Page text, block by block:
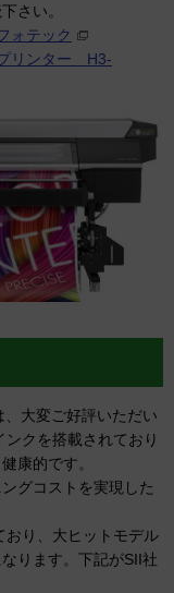
さい。
ォテック
リンター H3-
大変ご好評いただい
クを搭載されており
康的です。
グコストを実現した
り、大ヒットモデル
ります。下記がSII社